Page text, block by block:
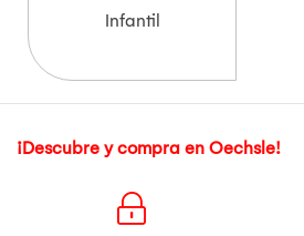
Infantil
¡Descubre y compra en Oechsle!